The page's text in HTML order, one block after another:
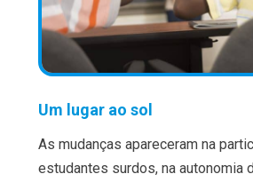
Um lugar ao sol
As mudanças apareceram na
estudantes surdos, na autonomia